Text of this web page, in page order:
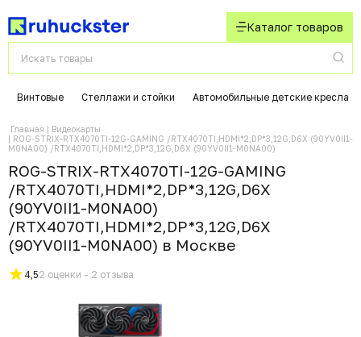
Каталог товаров
Винтовые Стеллажи и стойки Автомобильные детские кресла
Главная
Видеокарты
ROG-STRIX-RTX4070TI-12G-GAMING /RTX4070TI,HDMI*2,DP*3,12G,D6X (90YV0II1-
M0NA00) /RTX4070TI,HDMI*2,DP*3,12G,D6X (90YV0II1-M0NA00)
ROG-STRIX-RTX4070TI-12G-GAMING
/RTX4070TI,HDMI*2,DP*3,12G,D6X
(90YV0II1-M0NA00)
/RTX4070TI,HDMI*2,DP*3,12G,D6X
(90YV0II1-M0NA00) в Москвe
4,52 оценки - 2 отзыва